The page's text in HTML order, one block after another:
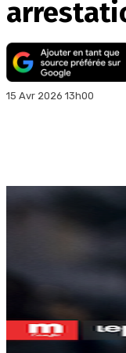
15 Avr 2026 13h00